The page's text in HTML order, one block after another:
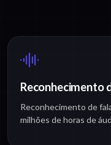
Reconhecimento
Reconhecimento de
milhões de horas de